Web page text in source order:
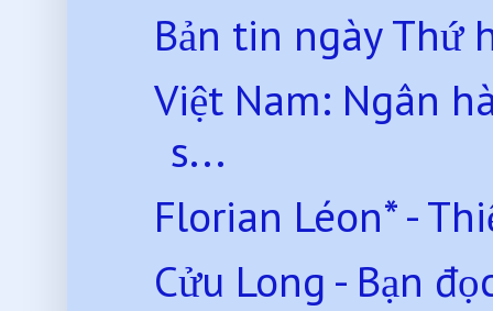
Bản tin ngày Thứ
Việt Nam: Ngân
s...
Florian Léon* -
Cửu Long - Bạn